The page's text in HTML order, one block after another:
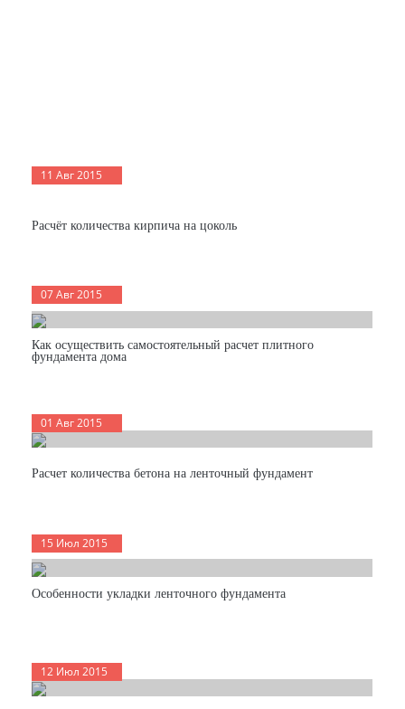
11 Авг 2015
Расчёт количества кирпича на цоколь
07 Авг 2015
Как осуществить самостоятельный расчет плитного
фундамента дома
01 Авг 2015
Расчет количества бетона на ленточный фундамент
15 Июл 2015
Особенности укладки ленточного фундамента
12 Июл 2015